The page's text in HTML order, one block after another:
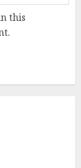
this